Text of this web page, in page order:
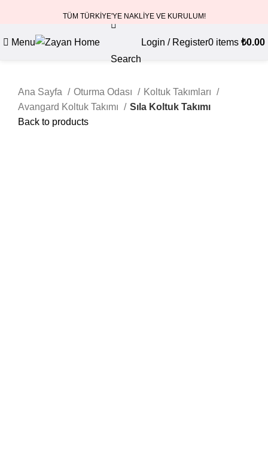
TÜM TÜRKİYE'YE NAKLİYE VE KURULUM!
Menu
Search
Login / Register0 items ₺0.00
Ana Sayfa Oturma Odası
Koltuk Takımları
Avangard Koltuk Takımı
Sıla Koltuk Takımı
Back to products